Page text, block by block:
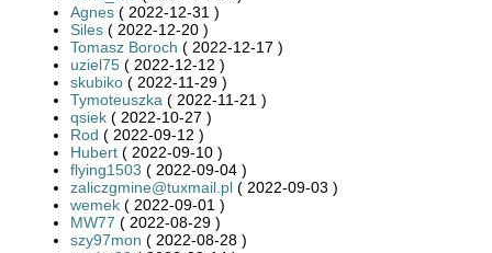
Agnes ( 2022-12-31 )
Siles ( 2022-12-20 )
Tomasz Boroch ( 2022-12-17 )
uziel75 ( 2022-12-12 )
skubiko ( 2022-11-29 )
Tymoteuszka ( 2022-11-21 )
qsiek ( 2022-10-27 )
Rod ( 2022-09-12 )
Hubert ( 2022-09-10 )
flying1503 ( 2022-09-04 )
zaliczgmine@tuxmail.pl ( 2022-09-03 )
wemek ( 2022-09-01 )
MW77 ( 2022-08-29 )
szy97mon ( 2022-08-28 )